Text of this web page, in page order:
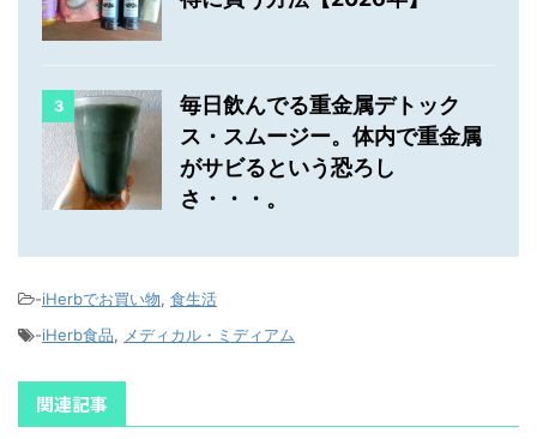
3
毎日飲んでる重金属デトック
ス・スムージー。体内で重金属
がサビるという恐ろし
さ・・・。
-iHerbでお買い物, 食生活
-iHerb食品, メディカル・ミディアム
関連記事